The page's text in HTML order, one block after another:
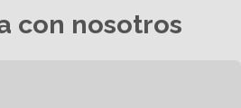
con nosotros